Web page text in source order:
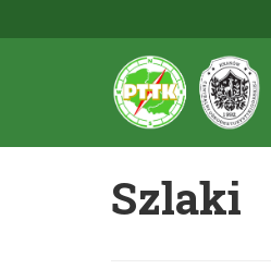
Szlaki